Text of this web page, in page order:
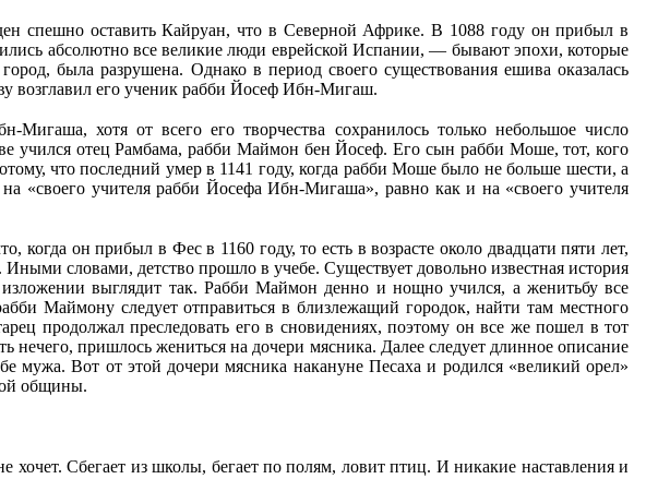
спешно оставить Кайруан, что в Северной Африке. В 1088 году он прибыл в
абсолютно все великие люди еврейской Испании, — бывают эпохи, которые
была разрушена. Однако в период своего существования ешива оказалась
возглавил его ученик рабби Йосеф Ибн-Мигаш.
хотя от всего его творчества сохранилось только небольшое число
учился отец Рамбама, рабби Маймон бен Йосеф. Его сын рабби Моше, тот, кого
что последний умер в 1141 году, когда рабби Моше было не больше шести, а
«своего учителя рабби Йосефа Ибн-Мигаша», равно как и на «своего учителя
он прибыл в Фес в 1160 году, то есть в возрасте около двадцати пяти лет,
словами, детство прошло в учебе. Существует довольно известная история
выглядит так. Рабби Маймон денно и нощно учился, а женитьбу все
Маймону следует отправиться в близлежащий городок, найти там местного
продолжал преследовать его в сновидениях, поэтому он все же пошел в тот
нечего, пришлось жениться на дочери мясника. Далее следует длинное описание
мужа. Вот от этой дочери мясника накануне Песаха и родился «великий орел»
общины.
хочет. Сбегает из школы, бегает по полям, ловит птиц. И никакие наставления и